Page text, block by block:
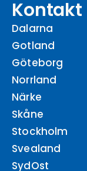
Kontakt
Dalarna
Gotland
Göteborg
Norrland
Närke
Skåne
Stockholm
Svealand
SydOst